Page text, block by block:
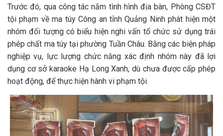
Trước đó, qua công tác nắm tình hình địa bàn, Phòng CSĐT
tội phạm về ma túy Công an tỉnh Quảng Ninh phát hiện một
nhóm đối tượng có biểu hiện nghi vấn tổ chức sử dụng trái
phép chất ma túy tại phường Tuần Châu. Bằng các biện pháp
nghiệp vụ, lực lượng chức năng xác định nhóm này đã lợi
dụng cơ sở karaoke Hạ Long Xanh, dù chưa được cấp phép
hoạt động, để thực hiện hành vi phạm tội.